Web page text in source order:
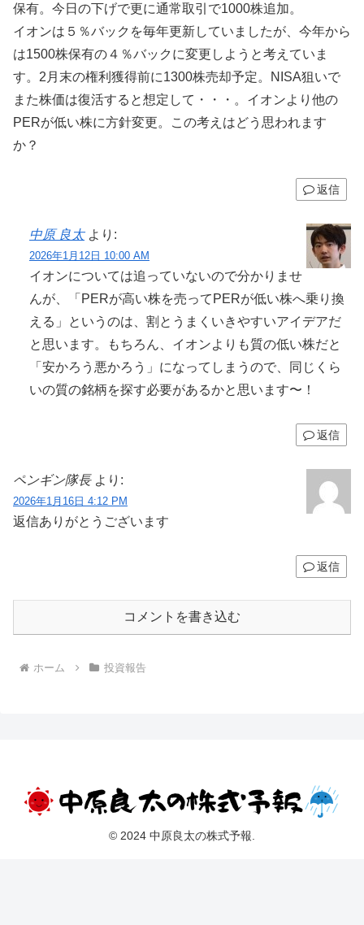
保有。今日の下げで更に通常取引で1000株追加。
イオンは５％バックを毎年更新していましたが、今年から
は1500株保有の４％バックに変更しようと考えていま
す。2月末の権利獲得前に1300株売却予定。NISA狙いで
また株価は復活すると想定して・・・。イオンより他の
PERが低い株に方針変更。この考えはどう思われます
か？
返信
中原 良太 より:
2026年1月12日 10:00 AM
イオンについては追っていないので分かりませ
んが、「PERが高い株を売ってPERが低い株へ乗り換
える」というのは、割とうまくいきやすいアイデアだ
と思います。もちろん、イオンよりも質の低い株だと
「安かろう悪かろう」になってしまうので、同じくら
いの質の銘柄を探す必要があるかと思います〜！
返信
ペンギン隊長 より:
2026年1月16日 4:12 PM
返信ありがとうございます
返信
コメントを書き込む
ホーム 投資報告
© 2024 中原良太の株式予報.